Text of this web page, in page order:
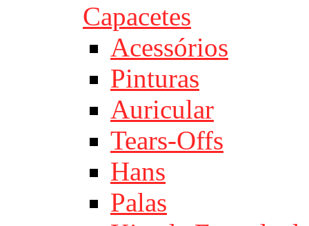
Capacetes
Acessórios
Pinturas
Auricular
Tears-Offs
Hans
Palas